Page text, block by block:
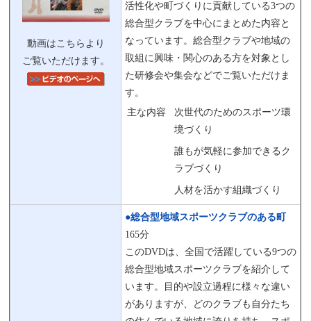
動画はこちらより
ご覧いただけます。
活性化や町づくりに貢献している3つの
総合型クラブを中心にまとめた内容と
なっています。総合型クラブや地域の
取組に興味・関心のある方を対象とし
た研修会や集会などでご覧いただけま
す。
主な内容
次世代のためのスポーツ環
境づくり
誰もが気軽に参加できるク
ラブづくり
人材を活かす組織づくり
●総合型地域スポーツクラブのある町
165分
このDVDは、全国で活躍している9つの
総合型地域スポーツクラブを紹介して
います。目的や設立過程に様々な違い
がありますが、どのクラブも自分たち